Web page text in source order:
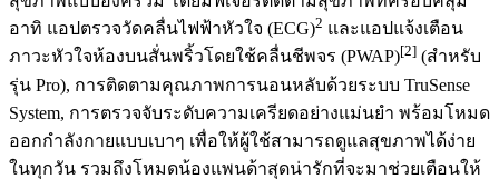
อาทิ แอปตรวจวัดคลื่นไฟฟ้าหัวใจ (ECG)2 และแอปแจ้งเตือน
ภาวะหัวใจห้องบนสั่นพริ้วโดยใช้คลื่นชีพจร (PWAP)[2] (สำหรับ
รุ่น Pro), การติดตามคุณภาพการนอนหลับด้วยระบบ TruSense
System, การตรวจจับระดับความเครียดอย่างแม่นยำ พร้อมโหมด
ออกกำลังกายแบบเบาๆ เพื่อให้ผู้ใช้สามารถดูแลสุขภาพได้ง่าย
ในทุกวัน รวมถึงโหมดน้องแพนด้าสุดน่ารักที่จะมาช่วยเตือนให้